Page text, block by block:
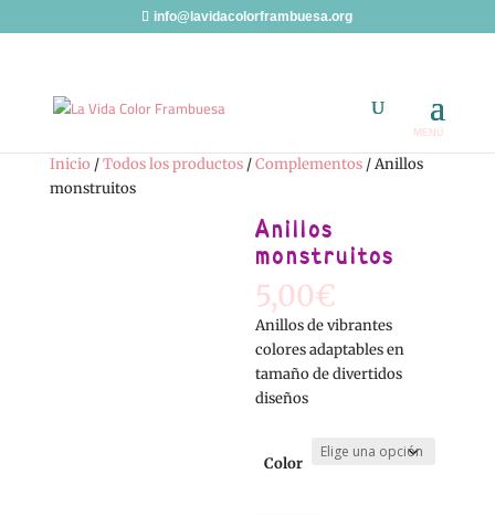
info@lavidacolorframbuesa.org
Inicio /Todos los productos/Complementos/ Anillos
monstruitos
Anillos
monstruitos
5,00€
Anillos de vibrantes
colores adaptables en
tamaño de divertidos
diseños
Color